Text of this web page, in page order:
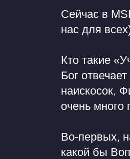
Сейчас в
нас для
Кто такие
Бог
наискосок,
очень много
Во-первых,
какой бы